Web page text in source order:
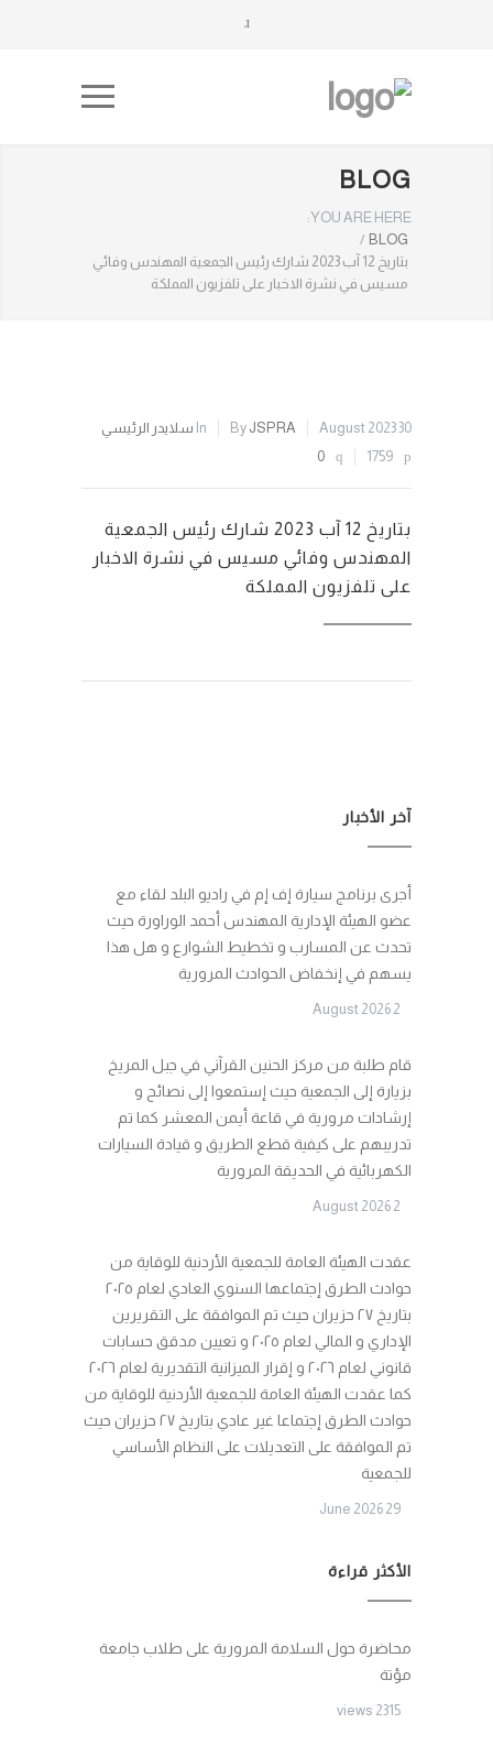
BLOG
YOU ARE HERE:
BLOG
/
بتاريخ 12 آب 2023 شارك رئيس الجمعية المهندس وفائي
مسيس في نشرة الاخبار على تلفزيون المملكة
30 August 2023
By JSPRA
In سلايدر الرئيسي
1759
0
بتاريخ 12 آب 2023 شارك رئيس الجمعية
المهندس وفائي مسيس في نشرة الاخبار
على تلفزيون المملكة
آخر الأخبار
أجرى برنامج سيارة إف إم في راديو البلد لقاء مع
عضو الهيئة الإدارية المهندس أحمد الوراورة حيث
تحدث عن المسارب و تخطيط الشوارع و هل هذا
يسهم في إنخفاض الحوادث المرورية
2 August 2026
قام طلبة من مركز الحنين القرآني في جبل المريخ
بزيارة إلى الجمعية حيث إستمعوا إلى نصائح و
إرشادات مرورية في قاعة أيمن المعشر كما تم
تدريبهم على كيفية قطع الطريق و قيادة السيارات
الكهربائية في الحديقة المرورية
2 August 2026
عقدت الهيئة العامة للجمعية الأردنية للوقاية من
حوادث الطرق إجتماعها السنوي العادي لعام ٢٠٢٥
بتاريخ ٢٧ حزيران حيث تم الموافقة على التقريرين
الإداري و المالي لعام ٢٠٢٥ و تعيين مدقق حسابات
قانوني لعام ٢٠٢٦ و إقرار الميزانية التقديرية لعام ٢٠٢٦
كما عقدت الهيئة العامة للجمعية الأردنية للوقاية من
حوادث الطرق إجتماعا غير عادي بتاريخ ٢٧ حزيران حيث
تم الموافقة على التعديلات على النظام الأساسي
للجمعية
29 June 2026
الأكثر قراءة
محاضرة حول السلامة المرورية على طلاب جامعة
مؤتة
2315 views